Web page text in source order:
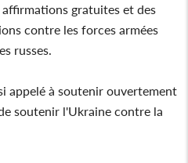
gratuites et des
contre les forces armées
russes.
appelé à soutenir ouvertement
soutenir l'Ukraine contre la